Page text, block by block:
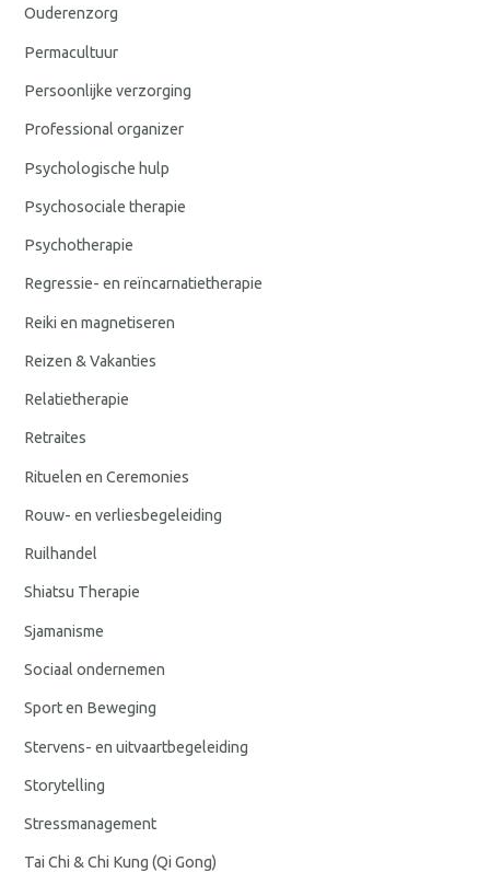
Ouderenzorg
Permacultuur
Persoonlijke verzorging
Professional organizer
Psychologische hulp
Psychosociale therapie
Psychotherapie
Regressie- en reïncarnatietherapie
Reiki en magnetiseren
Reizen & Vakanties
Relatietherapie
Retraites
Rituelen en Ceremonies
Rouw- en verliesbegeleiding
Ruilhandel
Shiatsu Therapie
Sjamanisme
Sociaal ondernemen
Sport en Beweging
Stervens- en uitvaartbegeleiding
Storytelling
Stressmanagement
Tai Chi & Chi Kung (Qi Gong)